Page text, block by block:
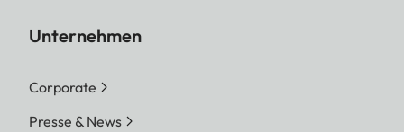
Unternehmen
Corporate
Presse & News